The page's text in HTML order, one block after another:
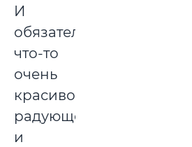
И
обязательно
что-то
очень
красивое,
радующее
и